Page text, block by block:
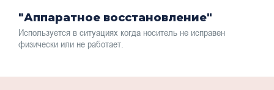
"Аппаратное восстановление"
Используется в ситуациях когда носитель не исправен
физически или не работает.